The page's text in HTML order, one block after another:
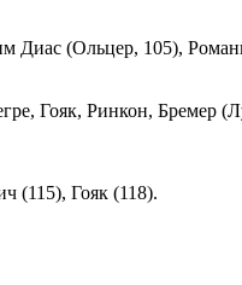
Диас (Ольцер, 105),
Гояк, Ринкон, Бремер
(115), Гояк (118).